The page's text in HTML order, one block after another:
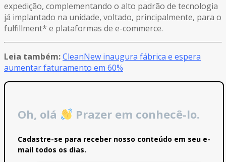
expedição, complementando o alto padrão de tecnologia
já implantado na unidade, voltado, principalmente, para o
fulfillment* e plataformas de e-commerce.
Leia também:CleanNew inaugura fábrica e espera
aumentar faturamento em 60%
Oh, olá Prazer em conhecê-lo.
Cadastre-se para receber nosso conteúdo em seu e-
mail todos os dias.